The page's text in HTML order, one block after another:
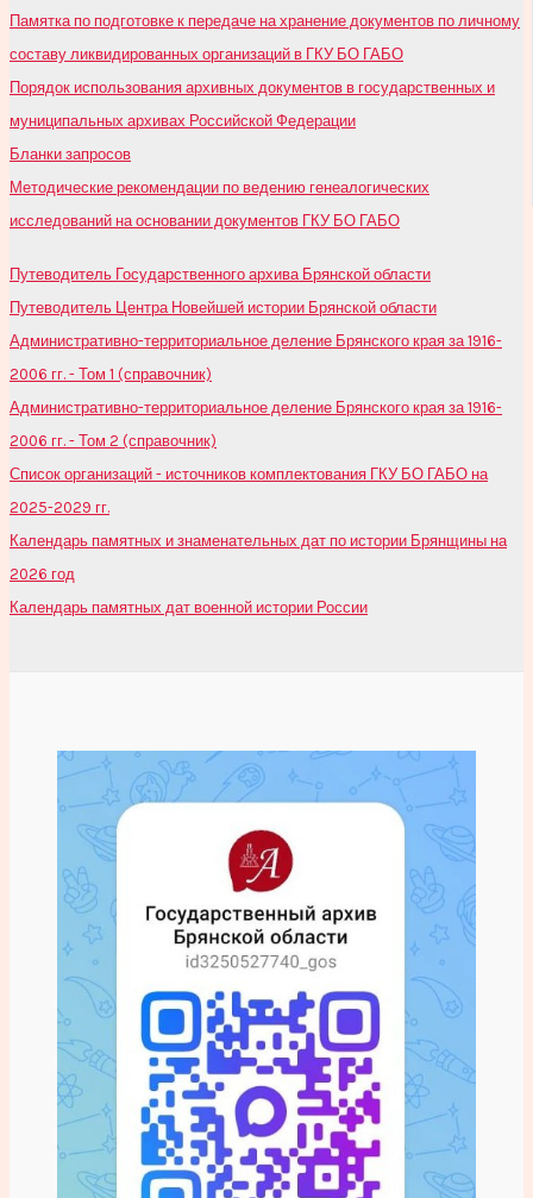
Памятка по подготовке к передаче на хранение документов по личному
составу ликвидированных организаций в ГКУ БО ГАБО
Порядок использования архивных документов в государственных и
муниципальных архивах Российской Федерации
Бланки запросов
Методические рекомендации по ведению генеалогических
исследований на основании документов ГКУ БО ГАБО
Путеводитель Государственного архива Брянской области
Путеводитель Центра Новейшей истории Брянской области
Административно-территориальное деление Брянского края за 1916-
2006 гг. - Том 1 (справочник)
Административно-территориальное деление Брянского края за 1916-
2006 гг. - Том 2 (справочник)
Список организаций - источников комплектования ГКУ БО ГАБО на
2025-2029 гг.
Календарь памятных и знаменательных дат по истории Брянщины на
2026 год
Календарь памятных дат военной истории России